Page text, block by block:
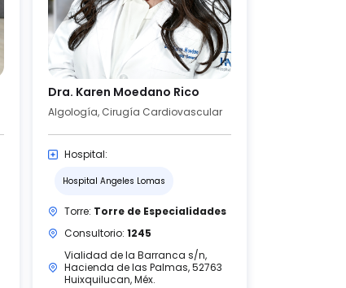
Dra. Karen Moedano Rico
Algología, Cirugía Cardiovascular
Hospital:
Hospital Angeles Lomas
Torre: Torre de Especialidades
Consultorio: 1245
Vialidad de la Barranca s/n,
Hacienda de las Palmas, 52763
Huixquilucan, Méx.